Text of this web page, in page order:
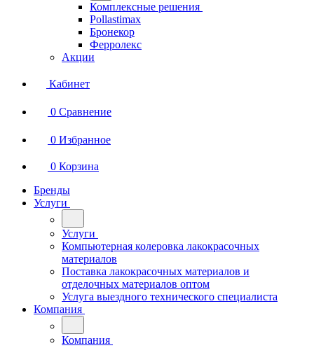
Комплексные решения
Pollastimax
Бронекор
Ферролекс
Акции
Кабинет
0 Сравнение
0 Избранное
0 Корзина
Бренды
Услуги
Услуги
Компьютерная колеровка лакокрасочных
материалов
Поставка лакокрасочных материалов и
отделочных материалов оптом
Услуга выездного технического специалиста
Компания
Компания